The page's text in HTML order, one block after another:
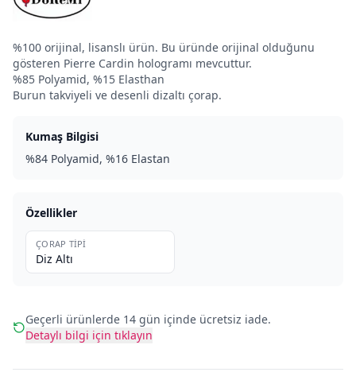
%100 orijinal, lisanslı ürün. Bu üründe orijinal olduğunu
gösteren Pierre Cardin hologramı mevcuttur.
%85 Polyamid, %15 Elasthan
Burun takviyeli ve desenli dizaltı çorap.
Kumaş Bilgisi
%84 Polyamid, %16 Elastan
Özellikler
ÇORAP TIPI
Diz Altı
Geçerli ürünlerde 14 gün içinde ücretsiz iade.
Detaylı bilgi için tıklayın